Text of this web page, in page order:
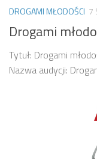
DROGAMI MŁODOŚCI 7
Drogami
Tytuł: Drogami
Nazwa audycji: